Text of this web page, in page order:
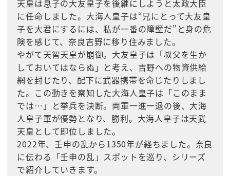
天皇は息子の大友皇子を後継にしようと太政大臣
に任命しました。大海人皇子は“兄にとって大友皇
子を大君にするには、私が一番の障壁だ”と身の危
険を感じて、奈良吉野に移り住みました。
やがて天智天皇が崩御。大友皇子は「叔父を生か
しておいてはならぬ」と考え、吉野への物資供給
網を封じたり、配下に武器携帯を命じたりしまし
た。この動きを察知した大海人皇子は「このまま
では…」と挙兵を決断。両軍一進一退の後、大海
人皇子軍が優勢となり、勝利。大海人皇子は天武
天皇として即位しました。
2022年、壬申の乱から1350年が経ちました。奈良
に伝わる「壬申の乱」スポットを巡り、シリーズ
で紹介していきます。